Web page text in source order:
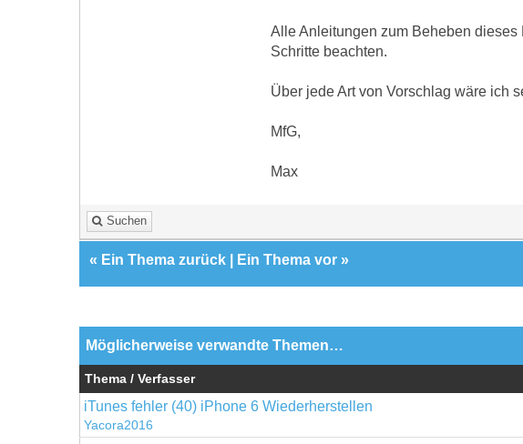
Alle Anleitungen zum Beheben
Schritte beachten.
Über jede Art von Vorschlag wäre ich
MfG,
Max
Suchen
« Ein Thema zurück Ein Thema vor »
Möglicherweise verwandte Themen…
Thema / Verfasser
iTunes fehler (40) iPhone 6 Wiederherstellen
Yacora2016